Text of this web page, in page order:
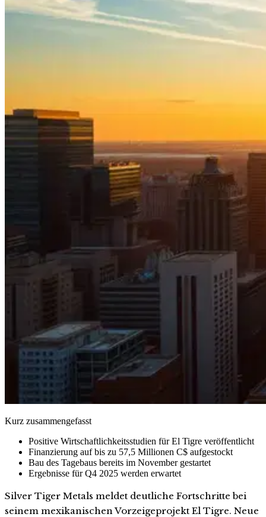
Kurz zusammengefasst
Positive Wirtschaftlichkeitsstudien für El Tigre veröffentlicht
Finanzierung auf bis zu 57,5 Millionen C$ aufgestockt
Bau des Tagebaus bereits im November gestartet
Ergebnisse für Q4 2025 werden erwartet
Silver Tiger Metals meldet deutliche Fortschritte bei
seinem mexikanischen Vorzeigeprojekt El Tigre. Neue